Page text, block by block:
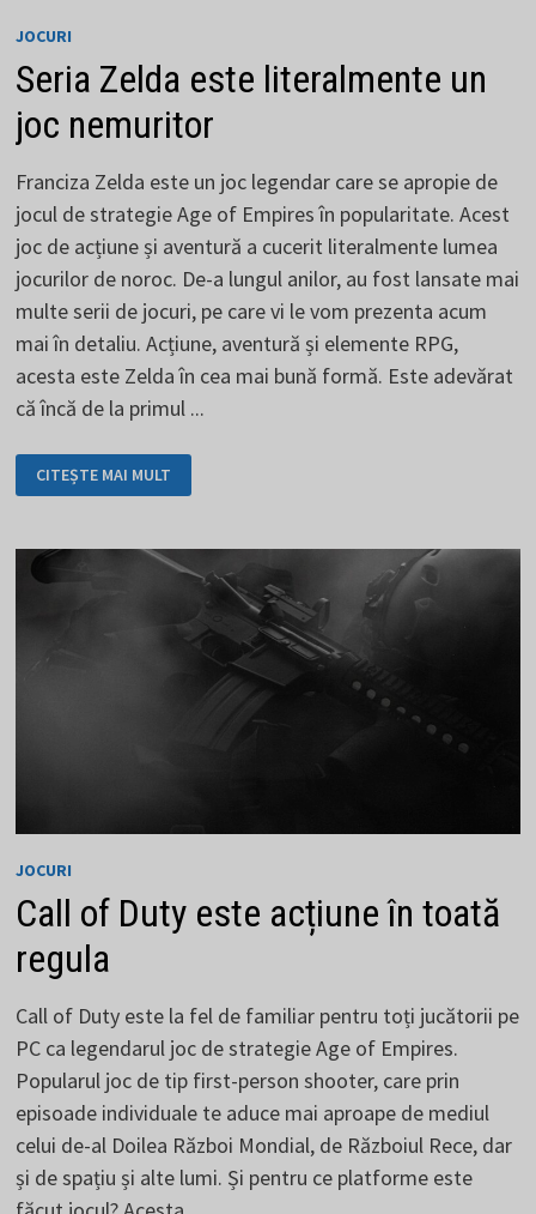
JOCURI
Seria Zelda este literalmente un
joc nemuritor
Franciza Zelda este un joc legendar care se apropie de
jocul de strategie Age of Empires în popularitate. Acest
joc de acțiune și aventură a cucerit literalmente lumea
jocurilor de noroc. De-a lungul anilor, au fost lansate mai
multe serii de jocuri, pe care vi le vom prezenta acum
mai în detaliu. Acțiune, aventură și elemente RPG,
acesta este Zelda în cea mai bună formă. Este adevărat
că încă de la primul ...
SERIA
ZELDA
ESTE
JOC
NEMURITOR
CITEȘTE MAI MULT
JOCURI
Call of Duty este acțiune în toată
regula
Call of Duty este la fel de familiar pentru toți jucătorii pe
PC ca legendarul joc de strategie Age of Empires.
Popularul joc de tip first-person shooter, care prin
episoade individuale te aduce mai aproape de mediul
celui de-al Doilea Război Mondial, de Războiul Rece, dar
și de spațiu și alte lumi. Și pentru ce platforme este